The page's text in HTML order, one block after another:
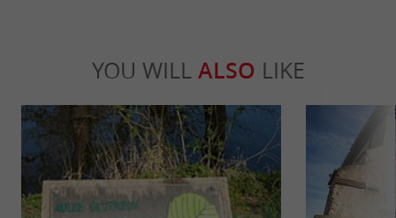
YOU WILL ALSO LIKE